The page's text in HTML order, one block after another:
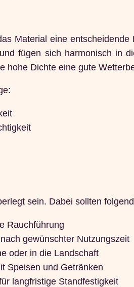
Material eine
fügen sich harmonisch in
hohe Dichte eine gute
sein. Dabei sollten
Rauchführung
gewünschter Nutzungszeit
oder in die Landschaft
Speisen und Getränken
langfristige Standfestigkeit